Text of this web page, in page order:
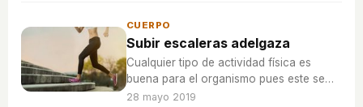
CUERPO
Subir escaleras adelgaza
Cualquier tipo de actividad física es
buena para el organismo pues este se
activa y quema calorías mucho más
28 mayo 2019